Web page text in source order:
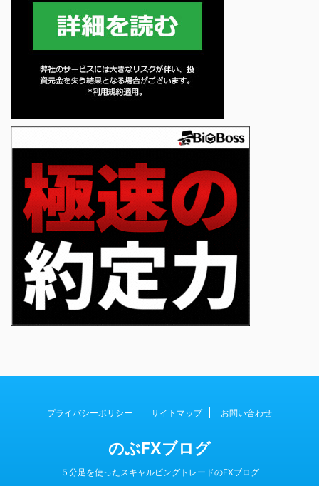
プライバシーポリシー サイトマップ お問い合わせ
のぶFXブログ
５分足を使ったスキャルピングトレードのFXブログ